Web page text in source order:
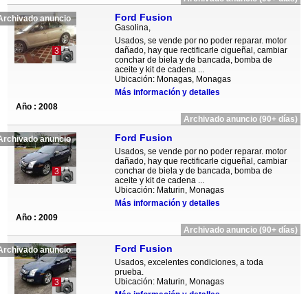
anuncio
3
Ford Fusion
Gasolina,
Usados, se vende por no poder reparar. motor
dañado, hay que rectificarle cigueñal, cambiar
conchar de biela y de bancada, bomba de
aceite y kit de cadena ...
Ubicación: Monagas, Monagas
Más información y detalles
Año : 2008
Archivado anuncio (90+ días)
anuncio
3
Ford Fusion
Usados, se vende por no poder reparar. motor
dañado, hay que rectificarle cigueñal, cambiar
conchar de biela y de bancada, bomba de
aceite y kit de cadena ...
Ubicación: Maturin, Monagas
Más información y detalles
Año : 2009
Archivado anuncio (90+ días)
anuncio
3
Ford Fusion
Usados, excelentes condiciones, a toda
prueba.
Ubicación: Maturin, Monagas